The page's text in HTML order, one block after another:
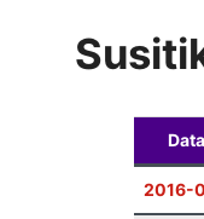
Data
2016-